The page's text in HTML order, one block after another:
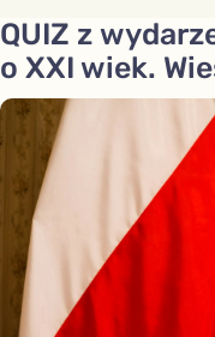
QUIZ z
o XXI wiek.